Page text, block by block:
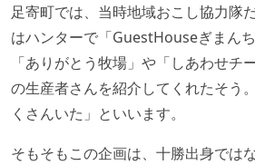
足寄町では、当時地域おこし協力隊
はハンターで「GuestHouseぎまんち
「ありがとう牧場」や「しあわせチ
の生産者さんを紹介してくれたそう
くさんいた」といいます。
そもそもこの企画は、十勝出身では